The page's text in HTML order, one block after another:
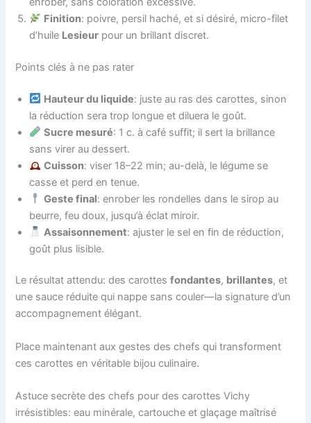
Finition: poivre, persil haché, et si désiré, micro-filet
d’huile Lesieur pour un brillant discret.
Points clés à ne pas rater
Hauteur du liquide: juste au ras des carottes, sinon
la réduction sera trop longue et diluera le goût.
Sucre mesuré: 1 c. à café suffit; il sert la brillance
sans virer au dessert.
Cuisson: viser 18–22 min; au-delà, le légume se
casse et perd en tenue.
Geste final: enrober les rondelles dans le sirop au
beurre, feu doux, jusqu’à éclat miroir.
Assaisonnement: ajuster le sel en fin de réduction,
goût plus lisible.
Le résultat attendu: des carottesfondantes, brillantes, et
une sauce réduite qui nappe sans couler—la signature d’un
accompagnement élégant.
Place maintenant aux gestes des chefs qui transforment
ces carottes en véritable bijou culinaire.
Astuce secrète des chefs pour des carottes Vichy
irrésistibles: eau minérale, cartouche et glaçage maîtrisé